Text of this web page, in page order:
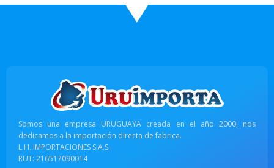
Somos una empresa URUGUAYA creada en el año 2000, nos
dedicamos a la importación directa de fabrica.
L.H. IMPORTACIONES S.A.S.
RUT: 216517090014